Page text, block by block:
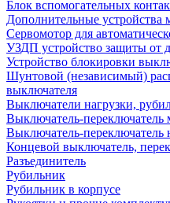
Блок вспомогательных
Дополнительные устройства
Сервомотор для
УЗДП устройство защиты от
Устройство блокировки
Шунтовой (независимый)
выключателя
Выключатели нагрузки,
Выключатель-переключатель
Выключатель-переключатель
Концевой выключатель,
Разъединитель
Рубильник
Рубильник в корпусе